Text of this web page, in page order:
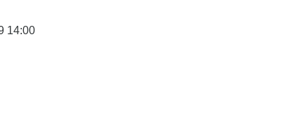
14:00